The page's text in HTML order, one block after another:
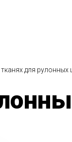
для рулонных